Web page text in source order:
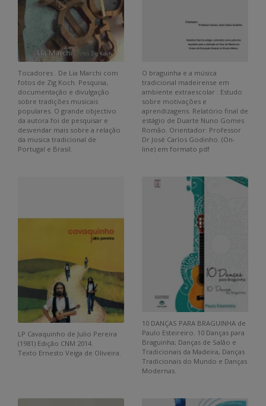
Tocadores . De Lia Marchi com
fotos de Zig Koch. Pesquisa,
documentação e divulgação
sobre tradições musicais
populares. O grande objectivo
da autora foi de pesquisar e
desvendar mais sobre a relação
da musica tradicional de
Portugal e Brasil.
O braguinha e a música
tradicional madeirense em
ambiente extraescolar : Estudo
sobre motivações e
aprendizagens. Relatório final de
estágio de Duarte Nuno Gomes
Romão. Orientador: Professor
Dr José Carlos Godinho. (On-
line) em formato pdf
LP Cavaquinho de Julio Pereira
(1981) Edição CNM 2014.
Texto Ernesto Veiga de Oliveira.
10 DANÇAS PARA BRAGUINHA de
Paulo Esteireiro. 10 Danças para
Braguinha; Danças de Salão e
Tradicionais da Madeira, Danças
Tradicionais do Mundo e Danças
Modernas.